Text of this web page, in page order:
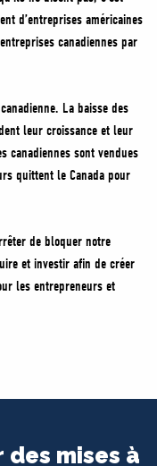
d’entreprises américaines
canadiennes par
La baisse des
leur croissance et leur
canadiennes sont vendues
quittent le Canada pour
de bloquer notre
et investir afin de créer
les entrepreneurs et
mises à